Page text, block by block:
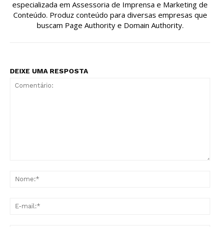
especializada em Assessoria de Imprensa e Marketing de
Conteúdo. Produz conteúdo para diversas empresas que
buscam Page Authority e Domain Authority.
DEIXE UMA RESPOSTA